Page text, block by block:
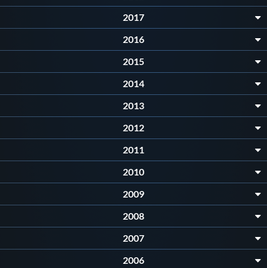
2017
2016
2015
2014
2013
2012
2011
2010
2009
2008
2007
2006